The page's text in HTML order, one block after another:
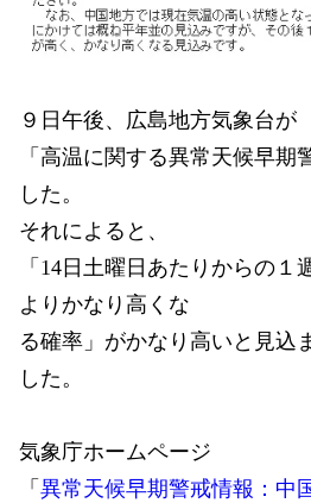
９日午後、広島地方気象台が
「高温に関する異常天候早期
した。
それによると、
「14日土曜日あたりからの
よりかなり高くな
る確率」がかなり高いと見込
した。
気象庁ホームページ
「 異常天候早期警戒情報：中